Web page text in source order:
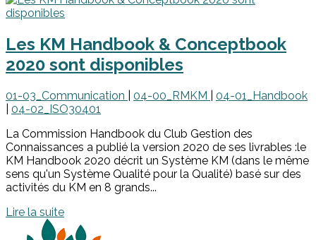
Les KM Handbook & Conceptbook
2020 sont disponibles
01-03_Communication 04-00_RMKM
04-01_Handbook
04-02_ISO30401
La Commission Handbook du Club Gestion des
Connaissances a publié la version 2020 de ses livrables :le
KM Handbook 2020 décrit un Système KM (dans le même
sens qu'un Système Qualité pour la Qualité) basé sur des
activités du KM en 8 grands...
Lire la suite